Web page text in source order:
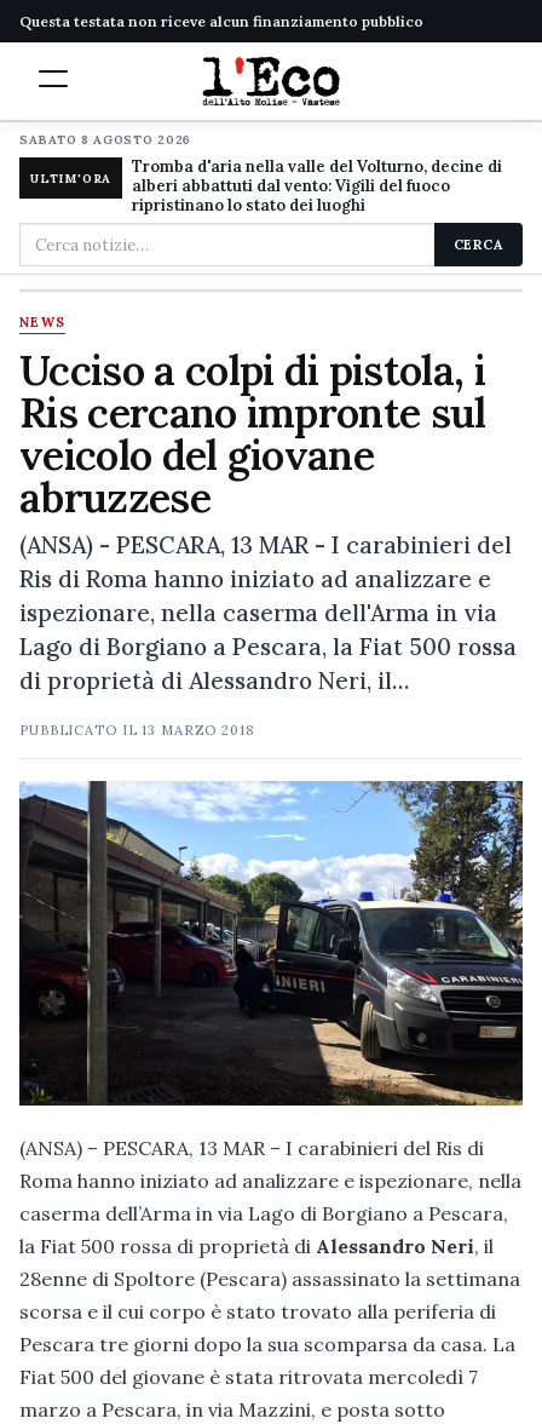
Questa testata non riceve alcun finanziamento pubblico
SABATO 8 AGOSTO 2026
ULTIM'ORA
Tromba d'aria nella valle del Volturno, decine di
alberi abbattuti dal vento: Vigili del fuoco
ripristinano lo stato dei luoghi
Cerca
nel
sito
CERCA
NEWS
Ucciso a colpi di pistola, i
Ris cercano impronte sul
veicolo del giovane
abruzzese
(ANSA) - PESCARA, 13 MAR - I carabinieri del
Ris di Roma hanno iniziato ad analizzare e
ispezionare, nella caserma dell'Arma in via
Lago di Borgiano a Pescara, la Fiat 500 rossa
di proprietà di Alessandro Neri, il…
PUBBLICATO IL13 MARZO 2018
(ANSA) – PESCARA, 13 MAR – I carabinieri del Ris di
Roma hanno iniziato ad analizzare e ispezionare, nella
caserma dell’Arma in via Lago di Borgiano a Pescara,
la Fiat 500 rossa di proprietà di Alessandro Neri, il
28enne di Spoltore (Pescara) assassinato la settimana
scorsa e il cui corpo è stato trovato alla periferia di
Pescara tre giorni dopo la sua scomparsa da casa. La
Fiat 500 del giovane è stata ritrovata mercoledì 7
marzo a Pescara, in via Mazzini, e posta sotto